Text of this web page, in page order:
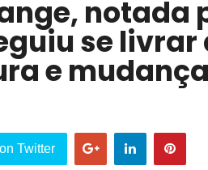
se livrar
e
Twitter